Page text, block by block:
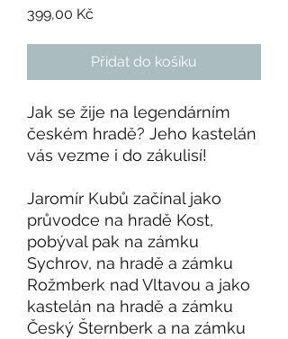
399,00 Kč
Přidat do košíku
Jak se žije na legendárním
českém hradě? Jeho kastelán
vás vezme i do zákulisí!
Jaromír Kubů začínal jako
průvodce na hradě Kost,
pobýval pak na zámku
Sychrov, na hradě a zámku
Rožmberk nad Vltavou a jako
kastelán na hradě a zámku
Český Šternberk a na zámku